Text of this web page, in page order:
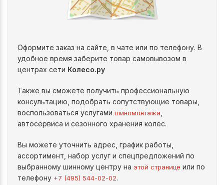
Оформите заказ на сайте, в чате или по телефону. В
удобное время заберите товар самовывозом в
центрах сети Колесо.ру
Также вы сможете получить профессиональную
консультацию, подобрать сопутствующие товары,
воспользоваться услугами шиномонтажа
автосервиса и сезонного хранения колес.
Вы можете уточнить адрес, график работы,
ассортимент, набор услуг и спецпредложений по
выбранному шинному центру на этой странице или по
телефону +7 (495) 544-02-02.